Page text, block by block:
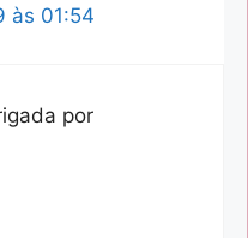
às 01:54
por